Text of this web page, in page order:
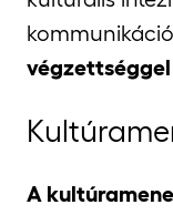
végzettséggel
A